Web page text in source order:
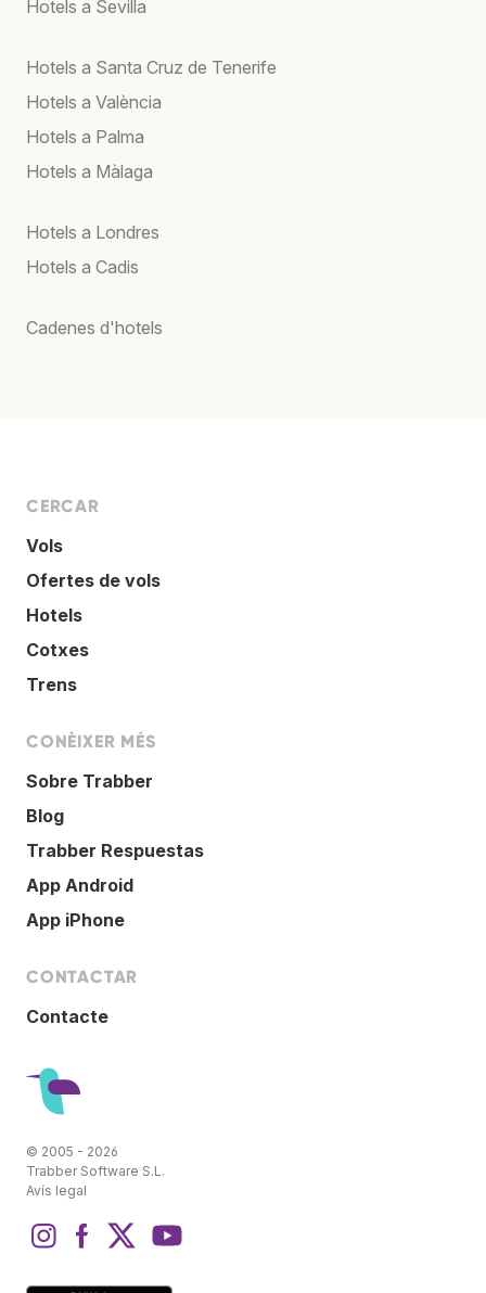
Hotels a Sevilla
Hotels a Santa Cruz de Tenerife
Hotels a València
Hotels a Palma
Hotels a Màlaga
Hotels a Londres
Hotels a Cadis
Cadenes d'hotels
CERCAR
Vols
Ofertes de vols
Hotels
Cotxes
Trens
CONÈIXER MÉS
Sobre Trabber
Blog
Trabber Respuestas
App Android
App iPhone
CONTACTAR
Contacte
© 2005 - 2026
Trabber Software S.L.
Avís legal